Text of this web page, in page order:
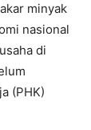
minyak
nasional
di
(PHK)